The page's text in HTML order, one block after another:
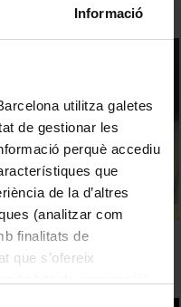
Informació
utilitza galetes
de gestionar les
perquè accediu
que
de la d’altres
(analitzar com
finalitats de
que s’ofereix
seleccionat per
Música